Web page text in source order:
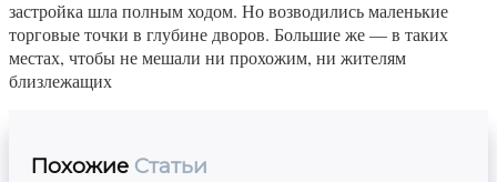
застройка шла полным ходом. Но возводились маленькие
торговые точки в глубине дворов. Большие же — в таких
местах, чтобы не мешали ни прохожим, ни жителям
близлежащих
Похожие Статьи